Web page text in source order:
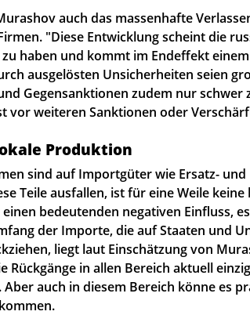
auch das massenhafte
"Diese Entwicklung scheint die
haben und kommt im Endeffekt einem
ausgelösten Unsicherheiten seien
Gegensanktionen zudem nur schwer
vor weiteren Sanktionen oder
Produktion
sind auf Importgüter wie Ersatz- und
Teile ausfallen, ist für eine Weile keine
bedeutenden negativen Einfluss,
der Importe, die auf Staaten und
liegt laut Einschätzung von
Rückgänge in allen Bereich aktuell
auch in diesem Bereich könne es